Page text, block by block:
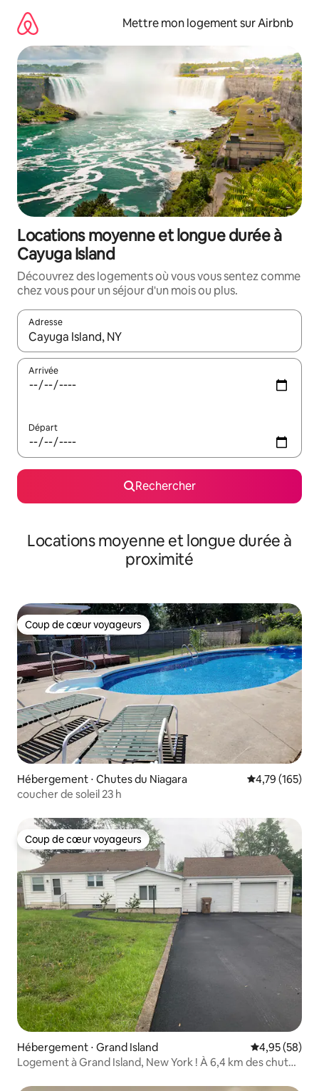
directement
contenu
Mettre mon logement sur Airbnb
Locations moyenne et longue durée à
Cayuga Island
Découvrez des logements où vous vous sentez comme
chez vous pour un séjour d'un mois ou plus.
Adresse
Lorsque les résultats s'affichent, utilisez les flèches vers le
Arrivée
Départ
Rechercher
Locations moyenne et longue durée à
proximité
Coup de cœur voyageurs
Coup de cœur voyageurs
Hébergement ⋅ Chutes du Niagara Évaluation
4,79 (165)
coucher de soleil 23 h
Coup de cœur voyageurs
Coup de cœur voyageurs
Hébergement ⋅ Grand Island Évaluation
4,95 (58)
Logement à Grand Island, New York ! À 6,4 km des chutes